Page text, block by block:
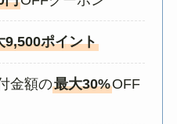
9,500ポイント
金額の最大30%OFF